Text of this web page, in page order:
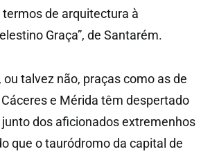
de arquitectura à
Graça”, de Santarém.
talvez não, praças como as de
e Mérida têm despertado
dos aficionados extremenhos
que o tauródromo da capital de